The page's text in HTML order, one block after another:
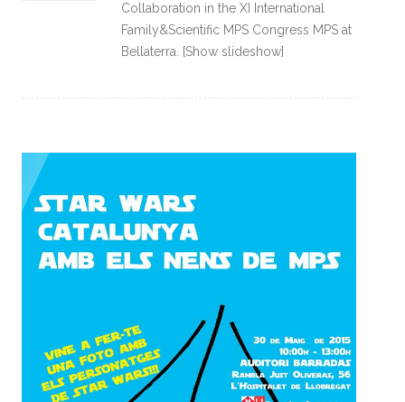
Collaboration in the XI International
Family&Scientific MPS Congress MPS at
Bellaterra. [Show slideshow]